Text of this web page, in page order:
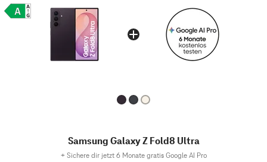
Samsung Galaxy Z Fold8 Ultra
+ Sichere dir jetzt 6 Monate gratis Google AI Pro